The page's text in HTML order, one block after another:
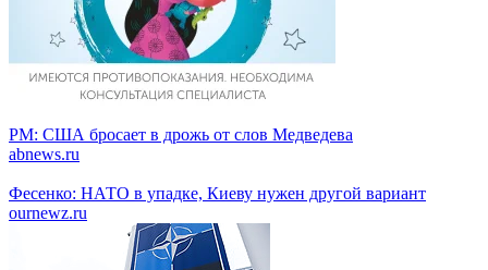
PM: США бросает в дрожь от слов Медведева
abnews.ru
Фесенко: НАТО в упадке, Киеву нужен другой вариант
ournewz.ru